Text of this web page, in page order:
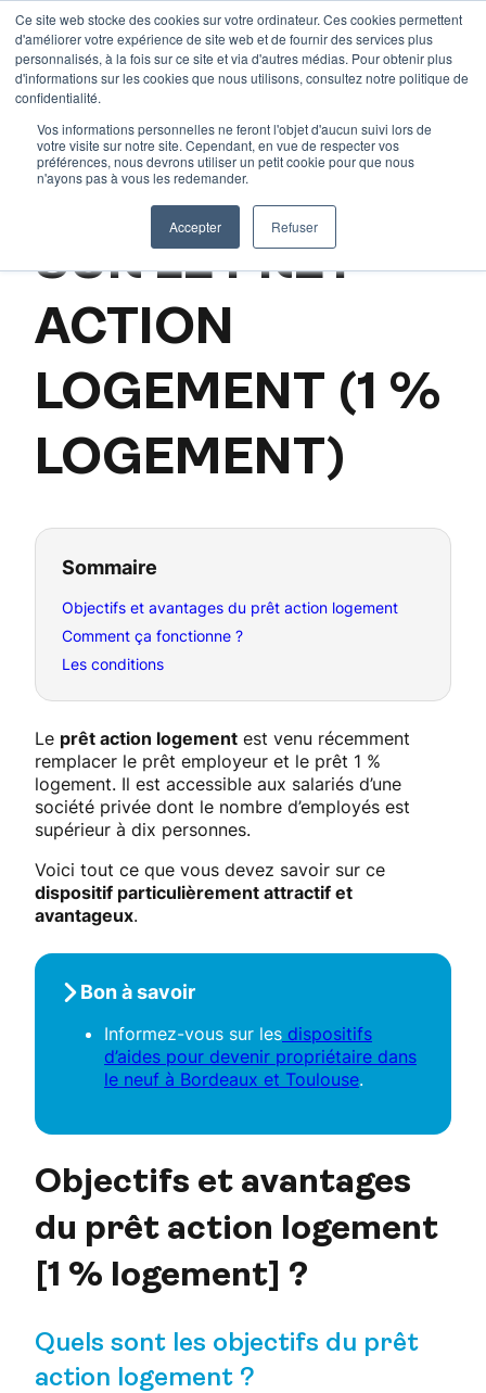
Ce site web stocke des cookies sur votre ordinateur. Ces cookies permettent
d'améliorer votre expérience de site web et de fournir des services plus
personnalisés, à la fois sur ce site et via d'autres médias. Pour obtenir plus
d'informations sur les cookies que nous utilisons, consultez notre politique de
confidentialité.
Vos informations personnelles ne feront l'objet d'aucun suivi lors de
votre visite sur notre site. Cependant, en vue de respecter vos
préférences, nous devrons utiliser un petit cookie pour que nous
n'ayons pas à vous les redemander.
Accepter Refuser
Aller
au
contenu
Accueil–
TOUT SAVOIR
SUR LE PRÊT
ACTION
LOGEMENT (1 %
LOGEMENT)
Sommaire
Objectifs et avantages du prêt action logement
Comment ça fonctionne ?
Les conditions
Le prêt action logement est venu récemment
remplacer le prêt employeur et le prêt 1 %
logement. Il est accessible aux salariés d’une
société privée dont le nombre d’employés est
supérieur à dix personnes.
Voici tout ce que vous devez savoir sur ce
dispositif particulièrement attractif et
avantageux.
Bon à savoir
Informez-vous sur les dispositifs
d’aides pour devenir propriétaire dans
le neuf à Bordeaux et Toulouse.
Objectifs et avantages
du prêt action logement
[1 % logement] ?
Quels sont les objectifs du prêt
action logement ?